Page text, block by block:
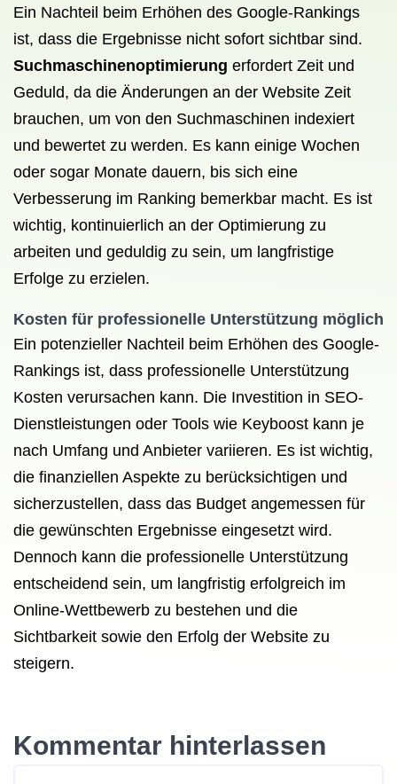
Ein Nachteil beim Erhöhen des Google-Rankings
ist, dass die Ergebnisse nicht sofort sichtbar sind.
Suchmaschinenoptimierung erfordert Zeit und
Geduld, da die Änderungen an der Website Zeit
brauchen, um von den Suchmaschinen indexiert
und bewertet zu werden. Es kann einige Wochen
oder sogar Monate dauern, bis sich eine
Verbesserung im Ranking bemerkbar macht. Es ist
wichtig, kontinuierlich an der Optimierung zu
arbeiten und geduldig zu sein, um langfristige
Erfolge zu erzielen.
Kosten für professionelle Unterstützung möglich
Ein potenzieller Nachteil beim Erhöhen des Google-
Rankings ist, dass professionelle Unterstützung
Kosten verursachen kann. Die Investition in SEO-
Dienstleistungen oder Tools wie Keyboost kann je
nach Umfang und Anbieter variieren. Es ist wichtig,
die finanziellen Aspekte zu berücksichtigen und
sicherzustellen, dass das Budget angemessen für
die gewünschten Ergebnisse eingesetzt wird.
Dennoch kann die professionelle Unterstützung
entscheidend sein, um langfristig erfolgreich im
Online-Wettbewerb zu bestehen und die
Sichtbarkeit sowie den Erfolg der Website zu
steigern.
Kommentar hinterlassen